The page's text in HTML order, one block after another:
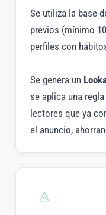
Se utiliza la base
previos (mínimo
perfiles con
Se genera un
se aplica una
lectores que ya
el anuncio,